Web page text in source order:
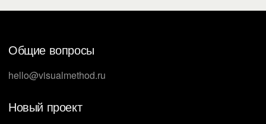
Общие вопросы
hello@visualmethod.ru
Новый проект